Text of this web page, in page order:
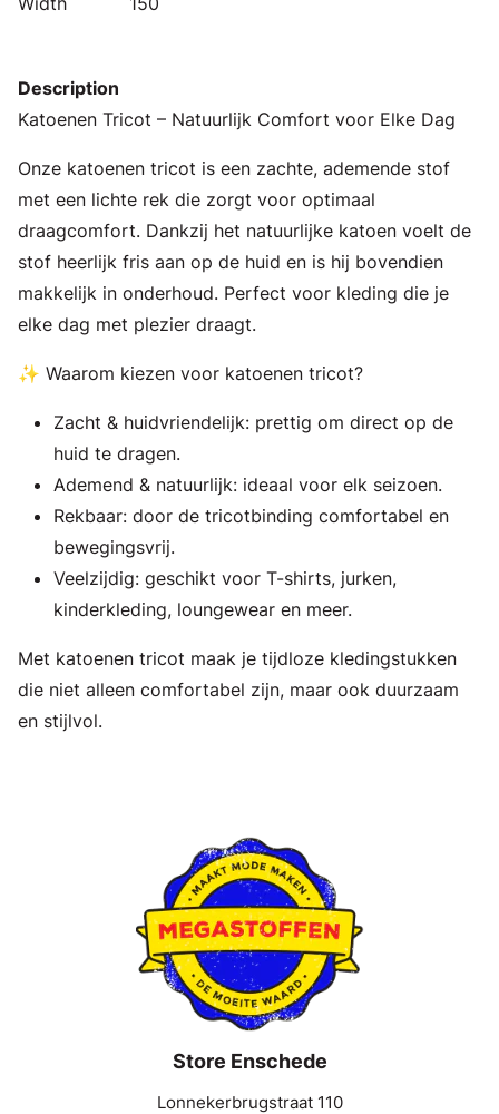
Description
Katoenen Tricot – Natuurlijk Comfort voor Elke Dag
Onze katoenen tricot is een zachte, ademende stof
met een lichte rek die zorgt voor optimaal
draagcomfort. Dankzij het natuurlijke katoen voelt de
stof heerlijk fris aan op de huid en is hij bovendien
makkelijk in onderhoud. Perfect voor kleding die je
elke dag met plezier draagt.
✨ Waarom kiezen voor katoenen tricot?
Zacht & huidvriendelijk: prettig om direct op de
huid te dragen.
Ademend & natuurlijk: ideaal voor elk seizoen.
Rekbaar: door de tricotbinding comfortabel en
bewegingsvrij.
Veelzijdig: geschikt voor T-shirts, jurken,
kinderkleding, loungewear en meer.
Met katoenen tricot maak je tijdloze kledingstukken
die niet alleen comfortabel zijn, maar ook duurzaam
en stijlvol.
Store Enschede
Lonnekerbrugstraat 110